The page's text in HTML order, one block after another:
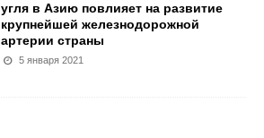
угля в Азию повлияет на развитие
крупнейшей железнодорожной
артерии страны
5 января 2021